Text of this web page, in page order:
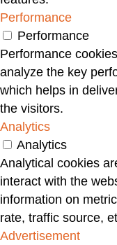
Performance
Performance
Performance
analyze the key
which helps in
the visitors.
Analytics
Analytics
Analytical cookies
interact with the
information on
rate, traffic source,
Advertisement